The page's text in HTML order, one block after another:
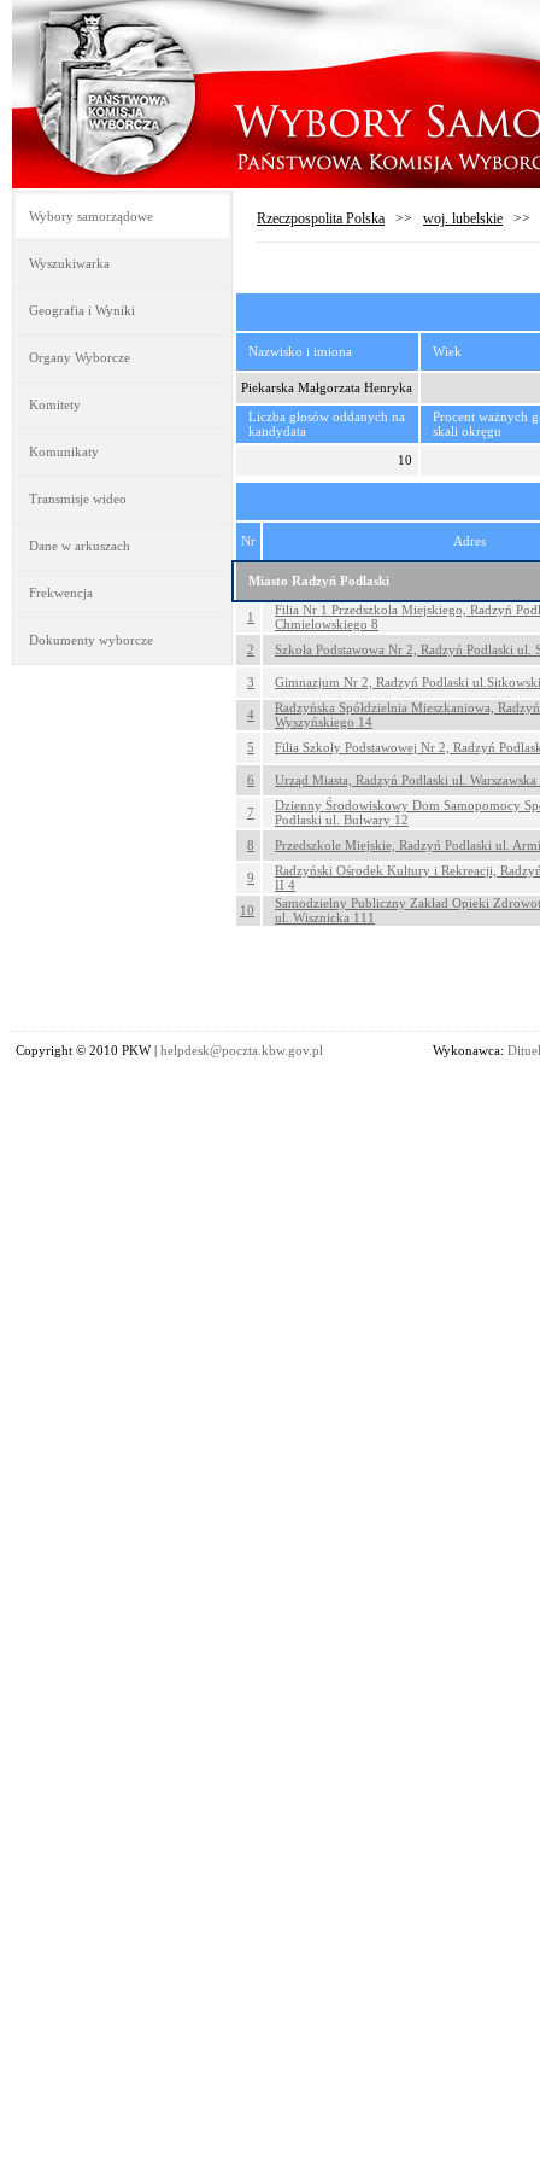
Wybory samorządowe
Wyszukiwarka
Geografia i Wyniki
Organy Wyborcze
Komitety
Komunikaty
Transmisje wideo
Dane w arkuszach
Frekwencja
Dokumenty wyborcze
Rzeczpospolita Polska >> woj. lubelskie >>
Nazwisko i imiona Wiek
Piekarska Małgorzata Henryka
Liczba głosów oddanych na
kandydata
Procent ważnych
skali okręgu
10
Nr Adres
Miasto Radzyń Podlaski
1
Filia Nr 1 Przedszkola Miejskiego, Radzyń
Chmielowskiego 8
2
Szkoła Podstawowa Nr 2, Radzyń Podlaski ul.
3 Gimnazjum Nr 2, Radzyń Podlaski
4
Radzyńska Spółdzielnia Mieszkaniowa,
Wyszyńskiego 14
5
Filia Szkoły Podstawowej Nr 2, Radzyń
6 Urząd Miasta, Radzyń Podlaski ul. Warszawska
7
Dzienny Środowiskowy Dom Samopomocy
Podlaski ul. Bulwary 12
8
Przedszkole Miejskie, Radzyń Podlaski ul.
9
Radzyński Ośrodek Kultury i Rekreacji,
II 4
10
Samodzielny Publiczny Zakład Opieki
ul. Wisznicka 111
Copyright © 2010 PKW | helpdesk@poczta.kbw.gov.pl Wykonawca: